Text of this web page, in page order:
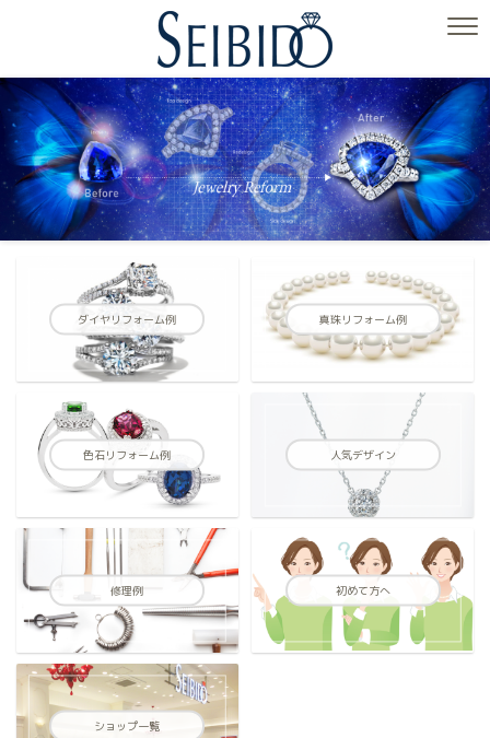
ダイヤリフォーム例 真珠リフォーム例
色石リフォーム例 人気デザイン
修理例 初めて方へ
ショップ一覧